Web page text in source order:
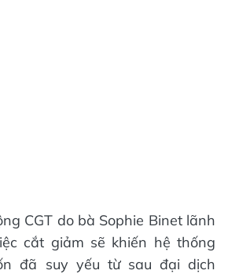
CGT do bà Sophie Binet lãnh
cắt giảm sẽ khiến hệ thống
đã suy yếu từ sau đại dịch